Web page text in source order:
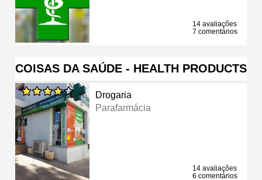
14 avaliações
7 comentários
COISAS DA SAÚDE - HEALTH PRODUCTS
Drogaria
Parafarmácia
14 avaliações
6 comentários